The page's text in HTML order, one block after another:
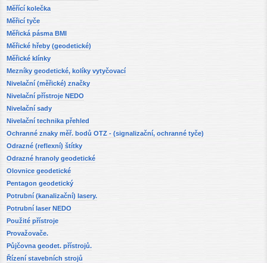
Měřící kolečka
Měřicí tyče
Měřická pásma BMI
Měřické hřeby (geodetické)
Měřické klínky
Mezníky geodetické, kolíky vytyčovací
Nivelační (měřické) značky
Nivelační přístroje NEDO
Nivelační sady
Nivelační technika přehled
Ochranné znaky měř. bodů OTZ - (signalizační, ochranné tyče)
Odrazné (reflexní) štítky
Odrazné hranoly geodetické
Olovnice geodetické
Pentagon geodetický
Potrubní (kanalizační) lasery.
Potrubní laser NEDO
Použité přístroje
Provažovače.
Půjčovna geodet. přístrojů.
Řízení stavebních strojů